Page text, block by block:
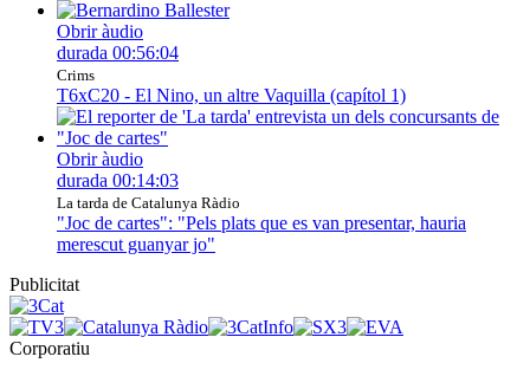
Obrir àudio
durada 00:56:04
Crims
T6xC20 - El Nino, un altre Vaquilla (capítol 1)
Obrir àudio
durada 00:14:03
La tarda de Catalunya Ràdio
"Joc de cartes": "Pels plats que es van presentar, hauria
merescut guanyar jo"
Publicitat
Corporatiu